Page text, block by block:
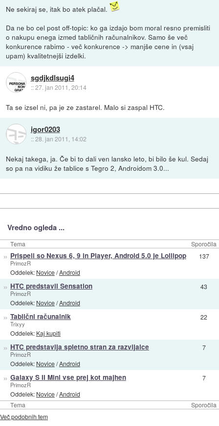
Ne sekiraj se, itak bo atek plačal.
Da ne bo cel post off-topic: ko ga izdajo bom moral resno premisliti
o nakupu enega izmed tabličnih računalnikov. Samo še več
konkurence rabimo - več konkurence -> manjše cene in (vsaj
upam) kvalitetnejši izdelki.
sgdjkdlsugi4
::27. jan 2011, 20:14
Ta se izsel ni, pa je ze zastarel. Malo si zaspal HTC.
igor0203
::28. jan 2011, 14:02
Nekaj takega, ja. Če bi to dali ven lansko leto, bi bilo še kul. Sedaj
so pa na vidiku že tablice s Tegro 2, Androidom 3.0...
Vredno ogleda ...
Tema Sporočila
Tema Sporočila
» Prispeli so Nexus 6, 9 in Player, Android 5.0 je Lollipop
PrimozR
Oddelek: Novice/Android
137
» HTC predstavil Sensation
PrimozR
Oddelek: Novice/Android
43
» Tablični računalnik
Trixyy
Oddelek: Kaj kupiti
22
» HTC predstavlja spletno stran za razvijalce
PrimozR
Oddelek: Novice/Android
7
» Galaxy S II Mini vse prej kot majhen
PrimozR
Oddelek: Novice/Android
7
Več podobnih tem